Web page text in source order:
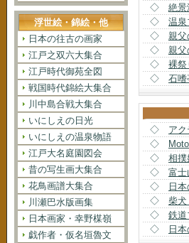
◇ 絶景
◇ 温泉
◇ 親父
◇ 親父
◇ 裸祭
◇ 石嗜
◇ ア
◇
◇ 相撲
◇ 富士
◇
日
◇ 柴犬
◇ 鉄道
◇
日
浮世絵・錦絵・他
日本の往古の画家
江戸之双六大集合
江戸時代御苑全図
戦国時代錦絵大集合
川中島合戦大集合
いにしえの日光
いにしえの温泉物語
江戸大名庭園図会
昔の写生画大集合
花鳥画譜大集合
川瀬巴水版画集
日本画家・幸野楳嶺
戯作者・仮名垣魯文